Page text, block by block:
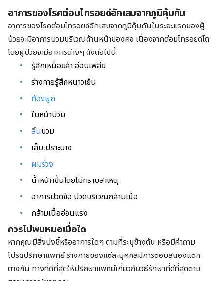
อาการของโรคต่อมไทรอยด์อักเสบจากภูมิคุ้มกัน
อาการของโรคต่อมไทรอยด์อักเสบจากภูมิคุ้มกันในระยะแรกของผู้
ป่วยจะมีอาการบวมบริเวณด้านหน้าของคอ เนื่องจากต่อมไทรอยด์โต
โดยผู้ป่วยจะมีอาการต่างๆ ดังต่อไปนี้
รู้สึกเหนื่อยล้า อ่อนเพลีย
ร่างกายรู้สึกหนาวเย็น
ท้องผูก
ใบหน้าบวม
ลิ้นบวม
เล็บเปราะบาง
ผมร่วง
น้ำหนักขึ้นโดยไม่ทราบสาเหตุ
อาการปวดข้อ ปวดบริเวณกล้ามเนื้อ
กล้ามเนื้ออ่อนแรง
ควรไปพบหมอเมื่อใด
หากคุณมีสิ่งบ่งชี้หรืออาการใดๆ ตามที่ระบุข้างต้น หรือมีคำถาม
โปรดปรึกษาแพทย์ ร่างกายของแต่ละบุคคลมีการตอบสนองแตก
ต่างกัน ทางที่ดีที่สุดให้ปรึกษาแพทย์เกี่ยวกับวิธีรักษาที่ดีที่สุดตาม